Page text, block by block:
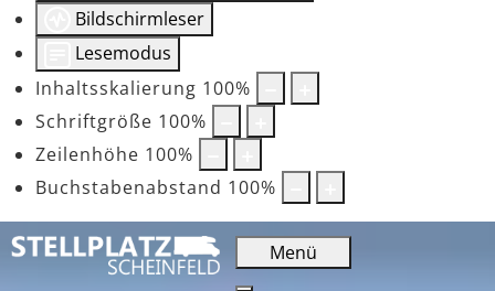
Bildschirmleser
Lesemodus
Inhaltsskalierung 100%
Schriftgröße 100%
Zeilenhöhe 100%
Buchstabenabstand 100%
Menü